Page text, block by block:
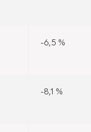
-6,5 %
-8,1 %